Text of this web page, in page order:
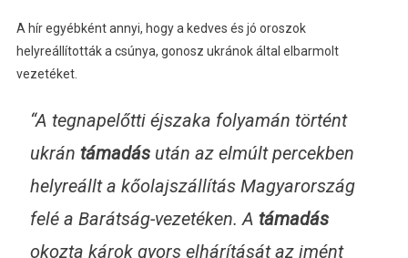
A hír egyébként annyi, hogy a kedves és jó oroszok
helyreállították a csúnya, gonosz ukránok által elbarmolt
vezetéket.
“A tegnapelőtti éjszaka folyamán történt
ukrán támadásután az elmúlt percekben
helyreállt a kőolajszállítás Magyarország
felé a Barátság-vezetéken. A támadás
okozta károk gyors elhárítását az imént